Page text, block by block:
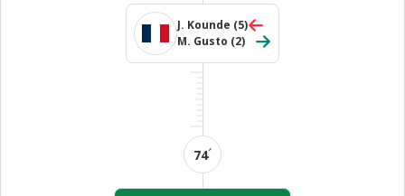
J. Kounde (5)
M. Gusto (2)
74´